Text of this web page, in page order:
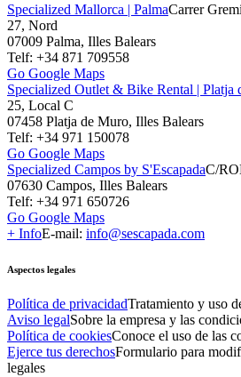
Specialized Mallorca | PalmaCarrer
27, Nord
07009 Palma, Illes Balears
Telf: +34 871 709558
Go Google Maps
Specialized Outlet & Bike Rental | Platja
25, Local C
07458 Platja de Muro, Illes Balears
Telf: +34 971 150078
Go Google Maps
Specialized Campos by S'EscapadaC/
07630 Campos, Illes Balears
Telf: +34 971 650726
Go Google Maps
+ InfoE-mail: info@sescapada.com
Aspectos legales
Política de privacidadTratamiento y uso
Aviso legalSobre la empresa y las
Política de cookiesConoce el uso de las
Ejerce tus derechosFormulario para
legales